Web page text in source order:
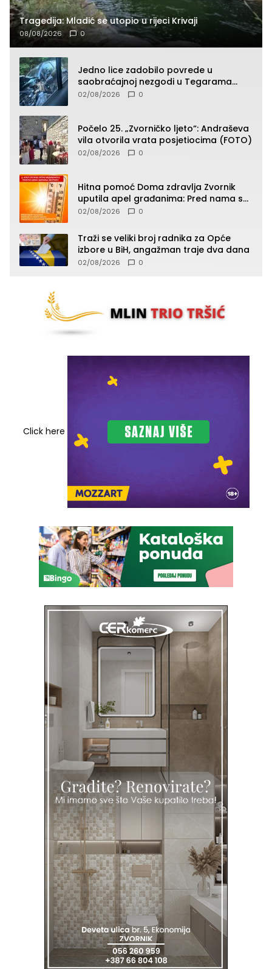
Tragedija: Mladić se utopio u rijeci Krivaji
08/08/2026 0
Jedno lice zadobilo povrede u
saobraćajnoj nezgodi u Tegarama
(FOTO)
02/08/2026 0
Počelo 25. „Zvorničko ljeto“: Andraševa
vila otvorila vrata posjetiocima (FOTO)
02/08/2026 0
Hitna pomoć Doma zdravlja Zvornik
uputila apel građanima: Pred nama su
temperature do 40°C, oprez zbog
02/08/2026 0
Traži se veliki broj radnika za Opće
izbore u BiH, angažman traje dva dana
02/08/2026 0
Click here